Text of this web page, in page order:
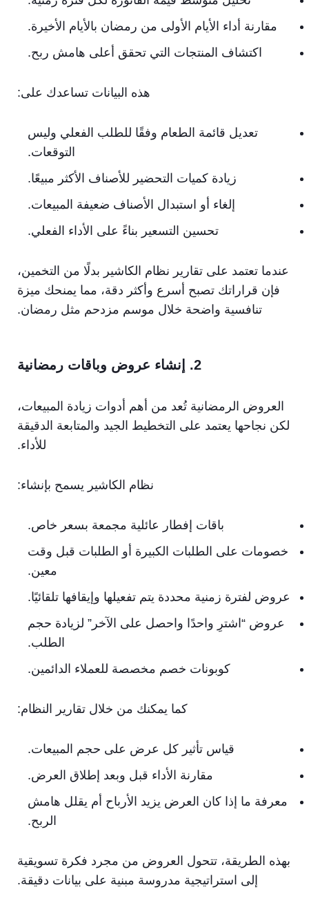
مقارنة أداء الأيام الأولى من رمضان بالأيام الأخيرة.
اكتشاف المنتجات التي تحقق أعلى هامش ربح.
هذه البيانات تساعدك على:
تعديل قائمة الطعام وفقًا للطلب الفعلي وليس
التوقعات.
زيادة كميات التحضير للأصناف الأكثر مبيعًا.
إلغاء أو استبدال الأصناف ضعيفة المبيعات.
تحسين التسعير بناءً على الأداء الفعلي.
عندما تعتمد على تقارير نظام الكاشير بدلًا من التخمين،
فإن قراراتك تصبح أسرع وأكثر دقة، مما يمنحك ميزة
تنافسية واضحة خلال موسم مزدحم مثل رمضان.
2. إنشاء عروض وباقات رمضانية
العروض الرمضانية تُعد من أهم أدوات زيادة المبيعات،
لكن نجاحها يعتمد على التخطيط الجيد والمتابعة الدقيقة
للأداء.
نظام الكاشير يسمح بإنشاء:
باقات إفطار عائلية مجمعة بسعر خاص.
خصومات على الطلبات الكبيرة أو الطلبات قبل وقت
معين.
عروض لفترة زمنية محددة يتم تفعيلها وإيقافها تلقائيًا.
عروض “اشترِ واحدًا واحصل على الآخر” لزيادة حجم
الطلب.
كوبونات خصم مخصصة للعملاء الدائمين.
كما يمكنك من خلال تقارير النظام:
قياس تأثير كل عرض على حجم المبيعات.
مقارنة الأداء قبل وبعد إطلاق العرض.
معرفة ما إذا كان العرض يزيد الأرباح أم يقلل هامش
الربح.
بهذه الطريقة، تتحول العروض من مجرد فكرة تسويقية
إلى استراتيجية مدروسة مبنية على بيانات دقيقة.